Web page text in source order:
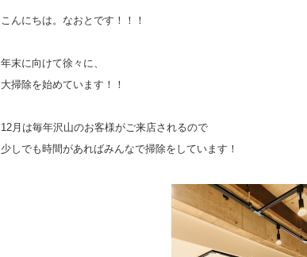
こんにちは。なおとです！！！
年末に向けて徐々に、
大掃除を始めています！！
12月は毎年沢山のお客様がご来店されるので
少しでも時間があればみんなで掃除をしています！